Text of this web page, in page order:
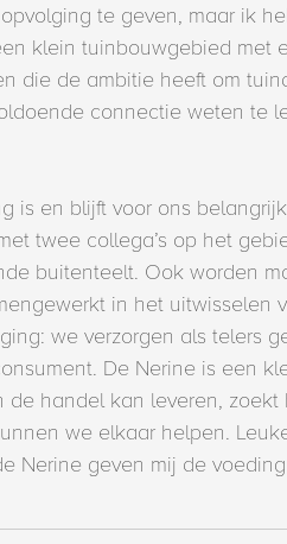
te geven, maar ik
klein tuinbouwgebied met
die de ambitie heeft om
connectie weten te
is en blijft voor ons
twee collega’s op het
buitenteelt. Ook worden
in het uitwisselen
we verzorgen als telers
De Nerine is een
de handel kan leveren,
we elkaar helpen.
Nerine geven mij de